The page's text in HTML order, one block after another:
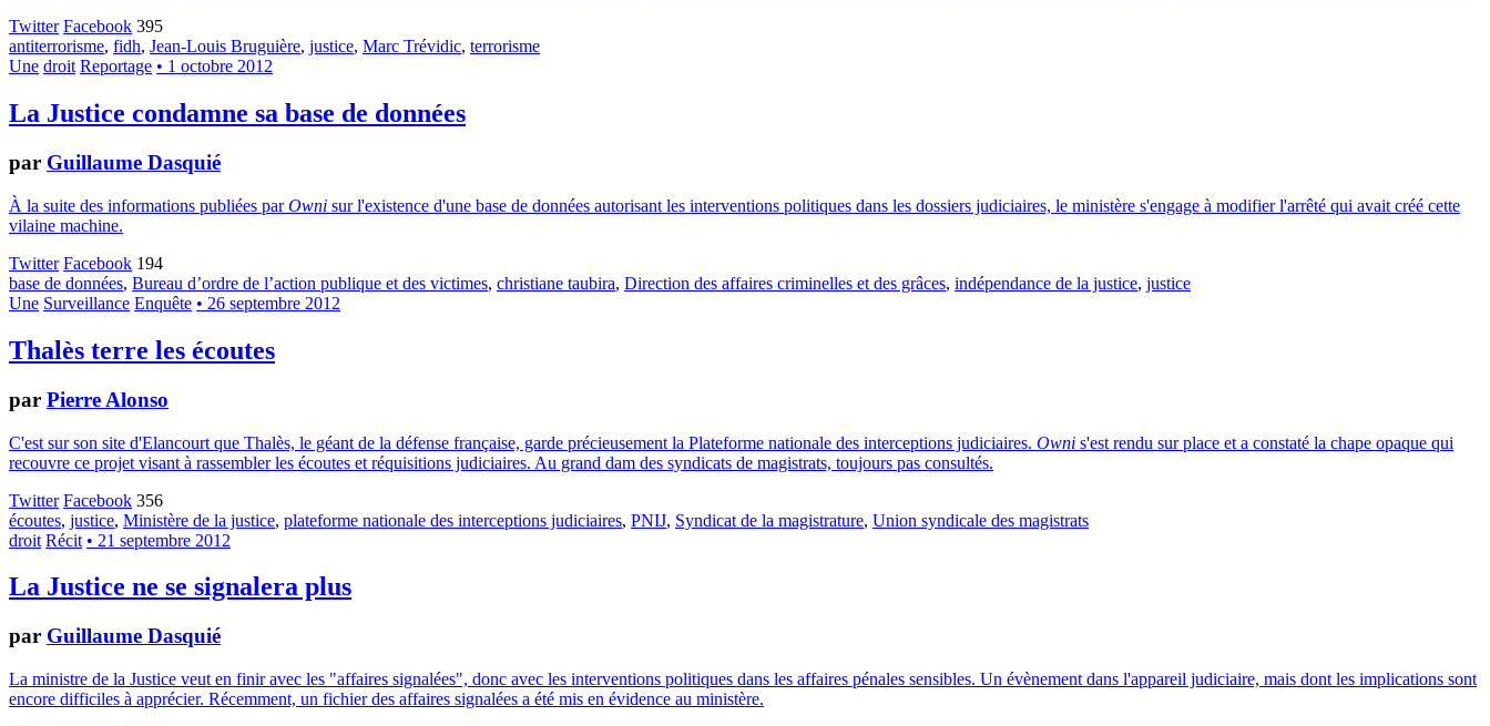
Twitter Facebook 395
antiterrorisme, fidh, Jean-Louis Bruguière, justice, Marc Trévidic, terrorisme
Une droit Reportage • 1 octobre 2012
La Justice condamne sa base de données
par Guillaume Dasquié
À la suite des informations publiées parOwni sur l'existence d'une base de données autorisant les interventions politiques dans les dossiers judiciaires, le ministère s'engage à modifier l'arrêté qui avait créé cette
vilaine machine.
Twitter Facebook 194
base de données, Bureau d’ordre de l’action publique et des victimes, christiane taubira, Direction des affaires criminelles et des grâces, indépendance de la justice, justice
Une Surveillance Enquête • 26 septembre 2012
Thalès terre les écoutes
par Pierre Alonso
C'est sur son site d'Elancourt que Thalès, le géant de la défense française, garde précieusement la Plateforme nationale des interceptions judiciaires. Owni s'est rendu sur place et a constaté la chape opaque qui
recouvre ce projet visant à rassembler les écoutes et réquisitions judiciaires. Au grand dam des syndicats de magistrats, toujours pas consultés.
Twitter Facebook 356
écoutes, justice, Ministère de la justice, plateforme nationale des interceptions judiciaires, PNIJ, Syndicat de la magistrature, Union syndicale des magistrats
droit Récit • 21 septembre 2012
La Justice ne se signalera plus
par Guillaume Dasquié
La ministre de la Justice veut en finir avec les "affaires signalées", donc avec les interventions politiques dans les affaires pénales sensibles. Un évènement dans l'appareil judiciaire, mais dont les implications sont
encore difficiles à apprécier. Récemment, un fichier des affaires signalées a été mis en évidence au ministère.